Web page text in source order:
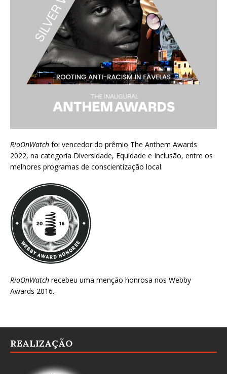
RioOnWatch foi vencedor do prêmio The Anthem Awards
2022, na categoria Diversidade, Equidade e Inclusão, entre os
melhores programas de conscientização local.
RioOnWatch recebeu uma menção honrosa nos Webby
Awards 2016.
REALIZAÇÃO